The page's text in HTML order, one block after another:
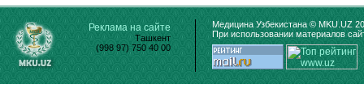
Реклама на сайте
Ташкент
(998 97) 750 40 00
Медицина Узбекистана © MKU.UZ
При использовании материалов